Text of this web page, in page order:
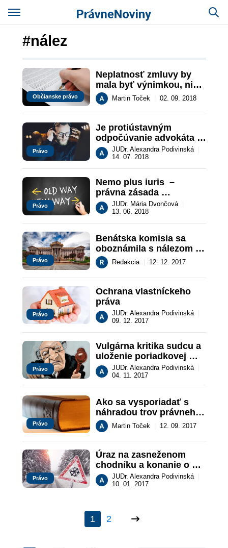
#nález
Občianske právo
Neplatnosť zmluvy by
mala byť výnimkou, nie
zásadou.
Martin Toček 02. 09. 2018
Právo
Je protiústavným
odpočúvanie advokáta s
klientom, ak advokát
spácha trestný čin
podvodu?
JUDr. Alexandra Podivinská
14. 07. 2018
Právo
Nemo plus iuris  –
právna zásada
prelomená nálezom
Ústavného súdu SR
JUDr. Mária Dvončová
13. 06. 2018
Právo
Benátska komisia sa
oboznámila s nálezom
vo veci sťažnosti
nevymenovaných
kandidátov na
ústavných sudcov
Redakcia 12. 12. 2017
Právo
Ochrana vlastníckeho
práva
JUDr. Alexandra Podivinská
09. 12. 2017
Právo
Vulgárna kritika sudcu a
uloženie poriadkovej
pokutyJUDr. Alexandra Podivinská
04. 11. 2017
Právo
Ako sa vysporiadať s
náhradou trov právneho
zastúpenia v konaní o
neplatnosti zmluvy?
Martin Toček 12. 09. 2017
Právo
Úraz na zasneženom
chodníku a konanie o
náhrade škody
JUDr. Alexandra Podivinská
10. 01. 2017
1 2